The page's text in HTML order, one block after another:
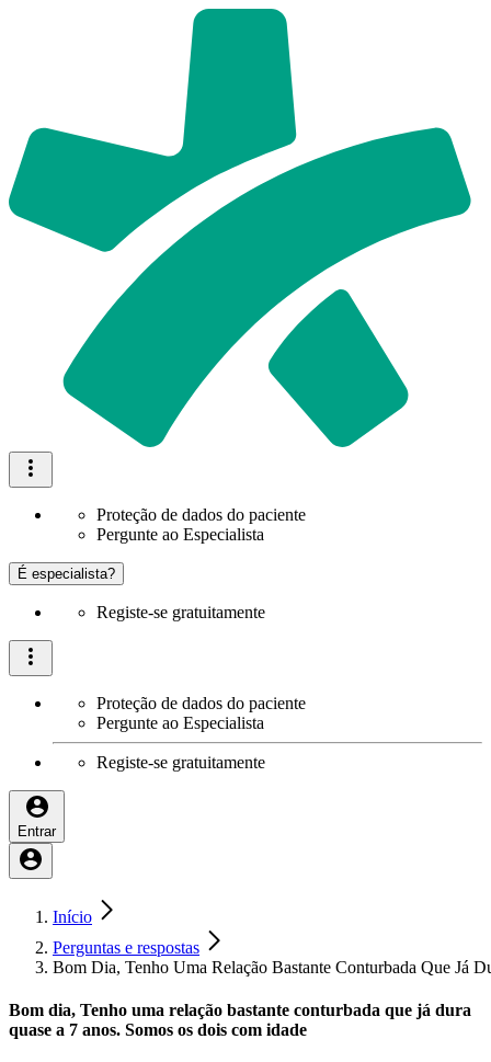
Proteção de dados do paciente
Pergunte ao Especialista
É especialista?
Registe-se gratuitamente
Proteção de dados do paciente
Pergunte ao Especialista
Registe-se gratuitamente
Entrar
Início
Perguntas e respostas
Bom Dia, Tenho Uma Relação Bastante Conturbada Que Já
Bom dia, Tenho uma relação bastante conturbada que já dura
quase a 7 anos. Somos os dois com idade